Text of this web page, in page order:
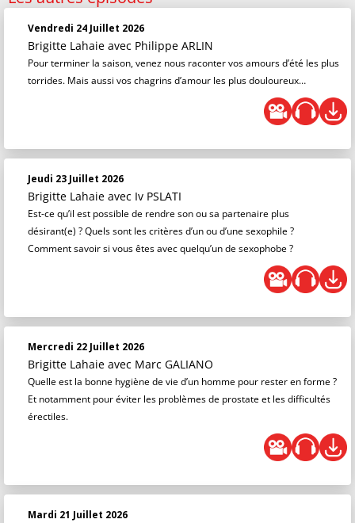
Vendredi 24 Juillet 2026
Brigitte Lahaie avec Philippe ARLIN
Pour terminer la saison, venez nous raconter vos amours d’été les plus
torrides. Mais aussi vos chagrins d’amour les plus douloureux…
Jeudi 23 Juillet 2026
Brigitte Lahaie avec Iv PSLATI
Est-ce qu’il est possible de rendre son ou sa partenaire plus
désirant(e) ? Quels sont les critères d’un ou d’une sexophile ?
Comment savoir si vous êtes avec quelqu’un de sexophobe ?
Mercredi 22 Juillet 2026
Brigitte Lahaie avec Marc GALIANO
Quelle est la bonne hygiène de vie d’un homme pour rester en forme ?
Et notamment pour éviter les problèmes de prostate et les difficultés
érectiles.
Mardi 21 Juillet 2026